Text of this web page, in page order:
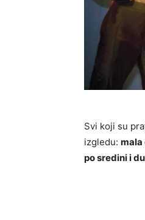
Svi koji su
izgledu: mala
po sredini i